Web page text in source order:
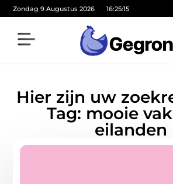
Zondag 9 Augustus 2026 16:25:15
Hier zijn uw
Tag: mooie
eilanden